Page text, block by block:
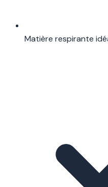
Matière respirante